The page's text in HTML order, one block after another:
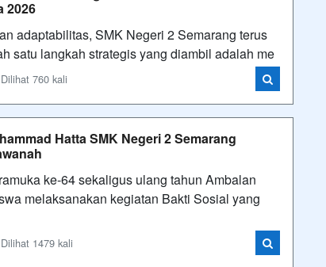
2026
adaptabilitas, SMK Negeri 2 Semarang terus
satu langkah strategis yang diambil adalah me
760 kali
Hatta SMK Negeri 2 Semarang
ke-64 sekaligus ulang tahun Ambalan
melaksanakan kegiatan Bakti Sosial yang
1479 kali